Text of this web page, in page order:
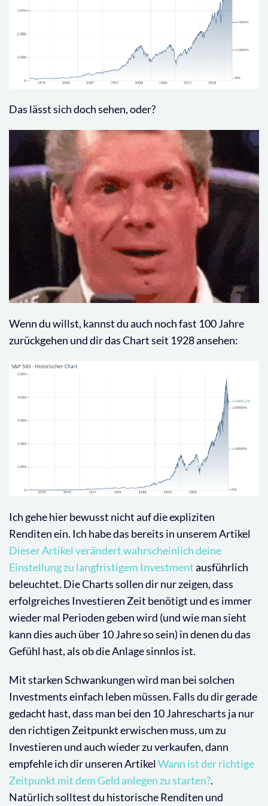
Das lässt sich doch sehen, oder?
Wenn du willst, kannst du auch noch fast 100 Jahre
zurückgehen und dir das Chart seit 1928 ansehen:
Ich gehe hier bewusst nicht auf die expliziten
Renditen ein. Ich habe das bereits in unserem Artikel
Dieser Artikel verändert wahrscheinlich deine
Einstellung zu langfristigem Investmentausführlich
beleuchtet. Die Charts sollen dir nur zeigen, dass
erfolgreiches Investieren Zeit benötigt und es immer
wieder mal Perioden geben wird (und wie man sieht
kann dies auch über 10 Jahre so sein) in denen du das
Gefühl hast, als ob die Anlage sinnlos ist.
Mit starken Schwankungen wird man bei solchen
Investments einfach leben müssen. Falls du dir gerade
gedacht hast, dass man bei den 10 Jahrescharts ja nur
den richtigen Zeitpunkt erwischen muss, um zu
Investieren und auch wieder zu verkaufen, dann
empfehle ich dir unseren Artikel Wann ist der richtige
Zeitpunkt mit dem Geld anlegen zu starten?.
Natürlich solltest du historische Renditen und